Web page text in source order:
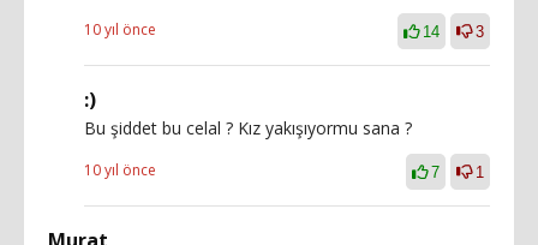
10 yıl önce 14 3
:)
Bu şiddet bu celal ? Kız yakışıyormu sana ?
10 yıl önce 7 1
Murat